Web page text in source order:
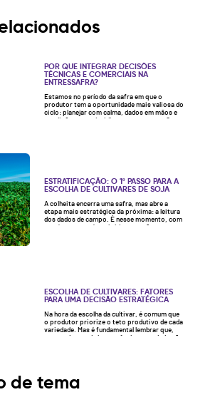
POR QUE INTEGRAR DECISÕES
TÉCNICAS E COMERCIAIS NA
ENTRESSAFRA?
Estamos no período da safra em que o
produtor tem a oportunidade mais valiosa do
ciclo: planejar com calma, dados em mãos e
condições para decidir com segurança. Ou
ESTRATIFICAÇÃO: O 1º PASSO PARA A
ESCOLHA DE CULTIVARES DE SOJA
A colheita encerra uma safra, mas abre a
etapa mais estratégica da próxima: a leitura
dos dados de campo. É nesse momento, com
os números recém-obtidos em mãos, que o
ESCOLHA DE CULTIVARES: FATORES
PARA UMA DECISÃO ESTRATÉGICA
Na hora da escolha da cultivar, é comum que
o produtor priorize o teto produtivo de cada
variedade. Mas é fundamental lembrar que,
apesar da grande importância, esse dado não
de tema